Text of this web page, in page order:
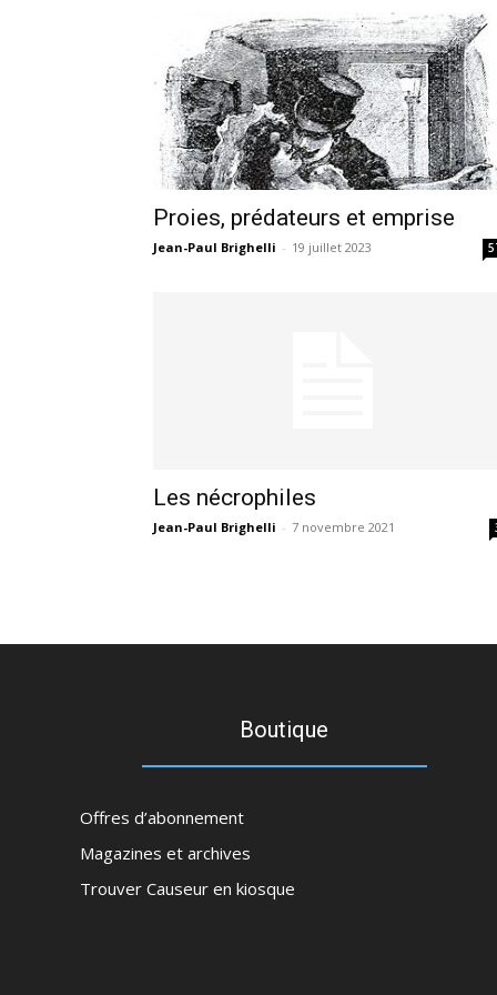
Proies, prédateurs et emprise
Jean-Paul Brighelli - 19 juillet 2023
Les nécrophiles
Jean-Paul Brighelli - 7 novembre 2021
Boutique
Offres d’abonnement
Magazines et archives
Trouver Causeur en kiosque